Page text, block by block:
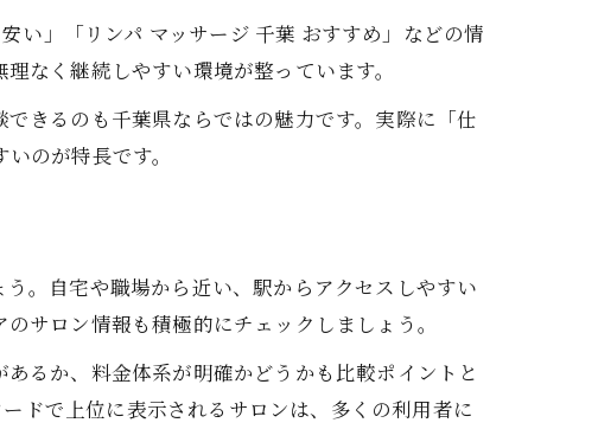
い」「リンパ マッサージ 千葉 おすすめ」などの情
なく継続しやすい環境が整っています。
きるのも千葉県ならではの魅力です。実際に「仕
のが特長です。
。自宅や職場から近い、駅からアクセスしやすい
サロン情報も積極的にチェックしましょう。
るか、料金体系が明確かどうかも比較ポイントと
ドで上位に表示されるサロンは、多くの利用者に